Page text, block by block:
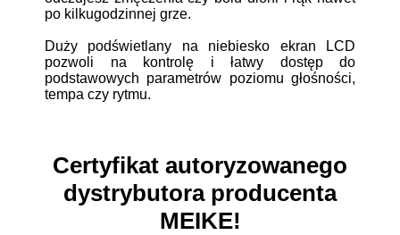
po kilkugodzinnej grze.
Duży podświetlany na niebiesko ekran LCD
pozwoli na kontrolę i łatwy dostęp do
podstawowych parametrów poziomu głośności,
tempa czy rytmu.
Certyfikat autoryzowanego
dystrybutora producenta
MEIKE!